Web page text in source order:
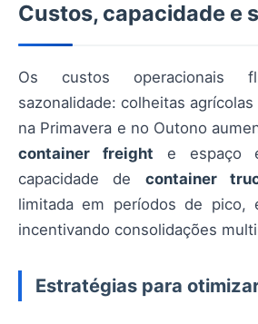
Custos, capacidade e
Os custos operacionais
sazonalidade: colheitas
na Primavera e no Outono
container freight e espaço
capacidade de container
limitada em períodos de pico,
incentivando consolidações
Estratégias para